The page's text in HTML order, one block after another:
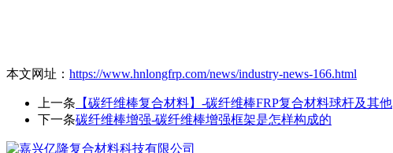
本文网址： https://www.hnlongfrp.com/news/industry-news-166.html
上一条 【碳纤维棒复合材料】-碳纤维棒FRP复合材料球杆及其他
下一条碳纤维棒增强-碳纤维棒增强框架是怎样构成的